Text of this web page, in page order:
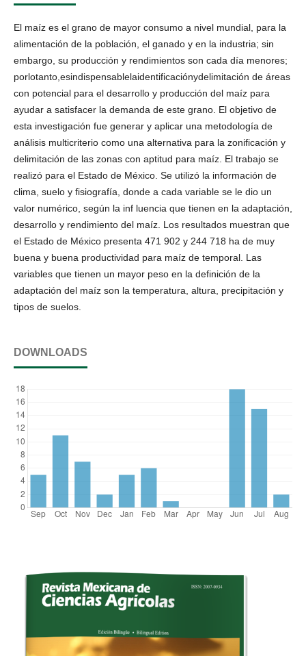
El maíz es el grano de mayor consumo a nivel mundial, para la
alimentación de la población, el ganado y en la industria; sin
embargo, su producción y rendimientos son cada día menores;
porlotanto,esindispensablelaidentificaciónydelimitación de áreas
con potencial para el desarrollo y producción del maíz para
ayudar a satisfacer la demanda de este grano. El objetivo de
esta investigación fue generar y aplicar una metodología de
análisis multicriterio como una alternativa para la zonificación y
delimitación de las zonas con aptitud para maíz. El trabajo se
realizó para el Estado de México. Se utilizó la información de
clima, suelo y fisiografía, donde a cada variable se le dio un
valor numérico, según la inf luencia que tienen en la adaptación,
desarrollo y rendimiento del maíz. Los resultados muestran que
el Estado de México presenta 471 902 y 244 718 ha de muy
buena y buena productividad para maíz de temporal. Las
variables que tienen un mayor peso en la definición de la
adaptación del maíz son la temperatura, altura, precipitación y
tipos de suelos.
DOWNLOADS